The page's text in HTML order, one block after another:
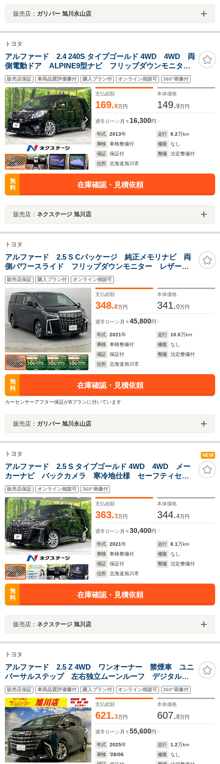
販売店： ガリバー 旭川永山店
トヨタ
アルファード 2.4 240S タイプゴールド 4WD 4WD 両
側電動ドア ALPINE9型ナビ フリップダウンモニタ
ー バックカメラ 禁煙車 電動リアゲート ハーフレ
ザーシート ドラレコ コーナーセンサー スマートキ
ー HIDヘッド ETC クルコン
販売店保証 車両品質評価書付 購入プラン付 オンライン相談可 360°画像付
支払総額
169.9万円
本体価格
149.9万円
通常ローン 月々16,300円
年式 2013年 走行 9.2万km
車検
車検整備付 修復
なし
保証
保証付 整備
法定整備付
住所
北海道旭川市
無
料
在庫確認・見積依頼
販売店： ネクステージ 旭川店
トヨタ
アルファード 2.5 S Cパッケージ 純正メモリナビ 両
側パワースライド フリップダウンモニター レザーシ
ート 衝突被害軽減ブレーキ シートエアコン LEDオ
ートライト バックモニター フルセグ ドラレコ 禁
煙車 Bluetooth
販売店保証 購入プラン付 オンライン相談可
支払総額
348.8万円
本体価格
341.0万円
通常ローン 月々45,800円
年式 2021年 走行 10.0万km
車検
車検整備付 修復
なし
保証
保証付 整備
法定整備付
住所
北海道旭川市
無
料
在庫確認・見積依頼
カーセンサーアフター保証がBプランに付いています
販売店： ガリバー 旭川永山店
トヨタ NEW
アルファード 2.5 S タイプゴールド 4WD 4WD メー
カーナビ バックカメラ 寒冷地仕様 セーフティセン
ス 両側電動スライドドア パワーバックドア レーダ
ークルーズ オットマン ETC 純正18インチAW オー
トハイビーム
販売店保証 オンライン相談可 360°画像付
支払総額
363.3万円
本体価格
344.4万円
通常ローン 月々30,400円
年式 2021年 走行 8.1万km
車検
車検整備付 修復
なし
保証
保証付 整備
法定整備付
住所
北海道旭川市
無
料
在庫確認・見積依頼
販売店： ネクステージ 旭川店
トヨタ
アルファード 2.5 Z 4WD ワンオーナー 禁煙車 ユニ
バーサルステップ 左右独立ムーンルーフ デジタルイ
ンナーミラー メモリーナビ 全周囲カメラ 革シー
ト アダプティブクルーズコントロール ETC2.0 夏冬
タイヤ付
販売店保証 車両品質評価書付 購入プラン付 オンライン相談可 360°画像付
支払総額
621.3万円
本体価格
607.8万円
通常ローン 月々55,600円
年式 2025年 走行 1.2万km
車検
'28/06 修復
なし